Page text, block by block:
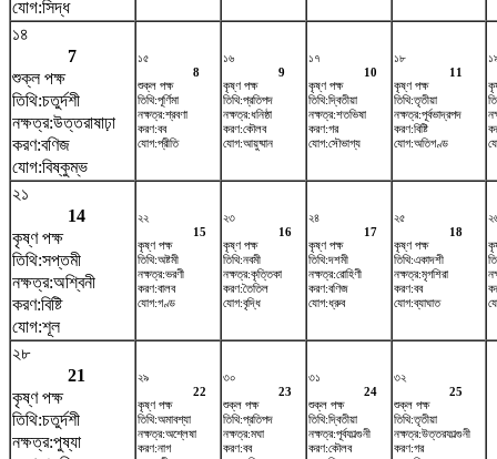
যোগ:সিদ্ধ
১৪
7
শুক্ল পক্ষ
তিথি:চতুর্দশী
নক্ষত্র:উত্তরাষাঢ়া
করণ:বণিজ
যোগ:বিষ্কুম্ভ
১৫
8
শুক্ল পক্ষ
তিথি:পূর্ণিমা
নক্ষত্র:শ্রবণা
করণ:বব
যোগ:প্রীতি
১৬
9
কৃষ্ণ পক্ষ
তিথি:প্রতিপদ
নক্ষত্র:ধনিষ্ঠা
করণ:কৌলব
যোগ:আয়ুষ্মান
১৭
10
কৃষ্ণ পক্ষ
তিথি:দ্বিতীয়া
নক্ষত্র:শতভিষ‌া
করণ:গর
যোগ:সৌভাগ্য
১৮
11
কৃষ্ণ পক্ষ
তিথি:তৃতীয়া
নক্ষত্র:পূর্বভাদ্রপদ
করণ:বিষ্টি
যোগ:অতিগণ্ড
২১
14
কৃষ্ণ পক্ষ
তিথি:সপ্তমী
নক্ষত্র:অশ্বিনী
করণ:বিষ্টি
যোগ:শূল
২২
15
কৃষ্ণ পক্ষ
তিথি:অষ্টমী
নক্ষত্র:ভরণী
করণ:বালব
যোগ:গণ্ড
২৩
16
কৃষ্ণ পক্ষ
তিথি:নবমী
নক্ষত্র:কৃত্তিকা
করণ:তৈতিল
যোগ:বৃদ্ধি
২৪
17
কৃষ্ণ পক্ষ
তিথি:দশমী
নক্ষত্র:রোহিণী
করণ:বণিজ
যোগ:ধ্রুব
২৫
18
কৃষ্ণ পক্ষ
তিথি:একাদশী
নক্ষত্র:মৃগশিরা
করণ:বব
যোগ:ব্যাঘাত
২৮
21
কৃষ্ণ পক্ষ
তিথি:চতুর্দশী
নক্ষত্র:পুষ্যা
২৯
22
কৃষ্ণ পক্ষ
তিথি:অমাবশ্যা
নক্ষত্র:অশ্লেষা
করণ:নাগ
৩০
23
শুক্ল পক্ষ
তিথি:প্রতিপদ
নক্ষত্র:মঘা
করণ:বব
৩১
24
শুক্ল পক্ষ
তিথি:দ্বিতীয়া
নক্ষত্র:পূর্বফাল্গুনী
করণ:কৌলব
৩২
25
শুক্ল পক্ষ
তিথি:তৃতীয়া
নক্ষত্র:উত্তরফাল্গুনী
করণ:গর